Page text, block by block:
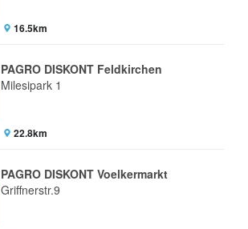
16.5km
PAGRO DISKONT Feldkirchen
Milesipark 1
22.8km
PAGRO DISKONT Voelkermarkt
Griffnerstr.9